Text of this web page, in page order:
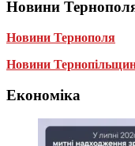
Новини
Новини Тернополя
Новини
Економіка